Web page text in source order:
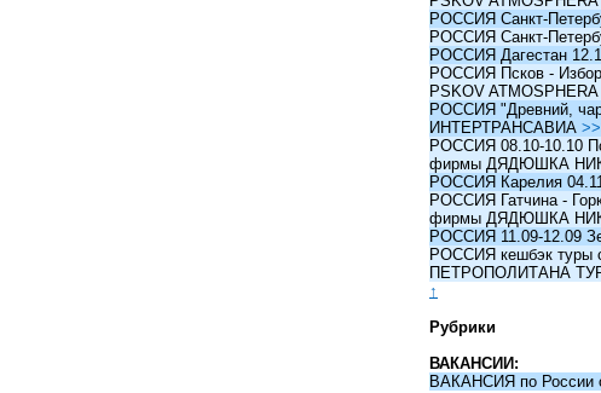
РОССИЯ Санкт-
РОССИЯ Санкт-
РОССИЯ Дагестан
РОССИЯ Псков -
PSKOV ATMOSPHERA
РОССИЯ "Древний,
ИНТЕРТРАНСАВИА
РОССИЯ 08.10-10.10
фирмы ДЯДЮШКА
РОССИЯ Карелия
РОССИЯ Гатчина -
фирмы ДЯДЮШКА
РОССИЯ 11.09-12.09
РОССИЯ кешбэк туры
ПЕТРОПОЛИТАНА
↑
Рубрики
ВАКАНСИИ:
ВАКАНСИЯ по